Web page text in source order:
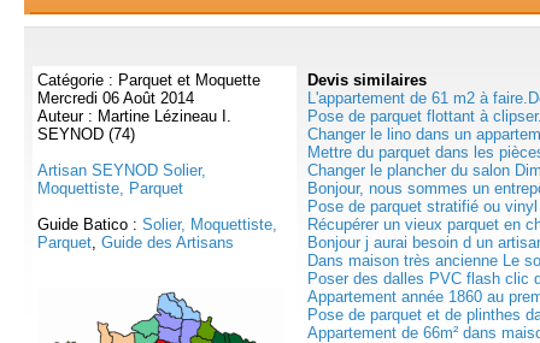
Catégorie : Parquet et Moquette
Mercredi 06 Août 2014
Auteur : Martine Lézineau I.
SEYNOD (74)
Artisan SEYNOD Solier,
Moquettiste, Parquet
Guide Batico : Solier, Moquettiste,
Parquet, Guide des Artisans
Devis similaires
L'appartement de 61 m2 à
Pose de parquet flottant à
Changer le lino dans un
Mettre du parquet dans les
Changer le plancher du salon
Bonjour, nous sommes un
Pose de parquet stratifié ou
Récupérer un vieux parquet en
Bonjour j aurai besoin d un
Dans maison très ancienne Le
Poser des dalles PVC flash clic
Appartement année 1860 au
Pose de parquet et de plinthes
Appartement de 66m² dans